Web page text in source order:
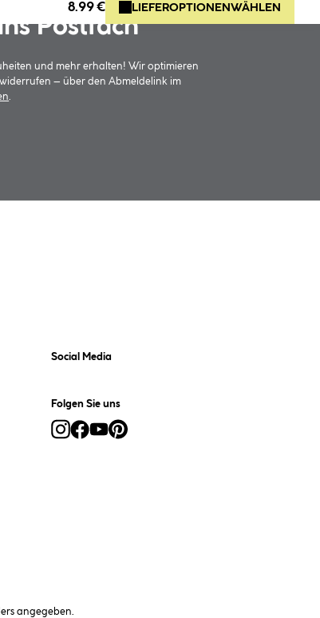
8.99 € LIEFEROPTIONEN WÄHLEN
Postfach
und mehr erhalten! Wir optimieren
– über den Abmeldelink im
Social Media
Folgen Sie uns
angegeben.